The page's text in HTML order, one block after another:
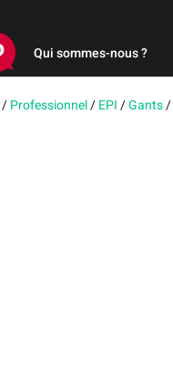
Qui sommes-nous ?
/Professionnel/EPI/Gants/